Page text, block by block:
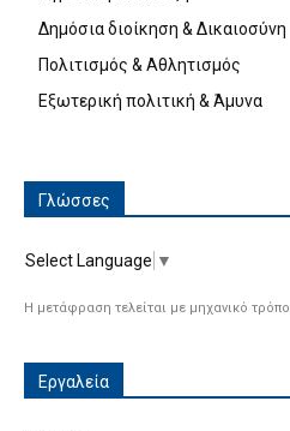
Δημόσια διοίκηση & Δικαιοσύνη
Πολιτισμός & Αθλητισμός
Εξωτερική πολιτική & Άμυνα
Γλώσσες
Select Language ▼
Η μετάφραση τελείται με μηχανικό
Εργαλεία